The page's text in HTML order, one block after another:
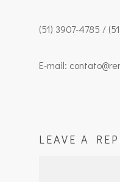
(51) 3907-4785 /
E-mail:
LEAVE A